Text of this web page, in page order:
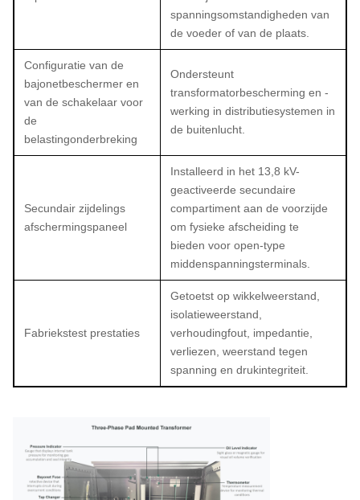
spanningsomstandigheden van
de voeder of van de plaats.
Configuratie van de
bajonetbeschermer en
van de schakelaar voor
de
belastingonderbreking
Ondersteunt
transformatorbescherming en -
werking in distributiesystemen in
de buitenlucht.
Secundair zijdelings
afschermingspaneel
Installeerd in het 13,8 kV-
geactiveerde secundaire
compartiment aan de voorzijde
om fysieke afscheiding te
bieden voor open-type
middenspanningsterminals.
Fabriekstest prestaties
Getoetst op wikkelweerstand,
isolatieweerstand,
verhoudingfout, impedantie,
verliezen, weerstand tegen
spanning en drukintegriteit.